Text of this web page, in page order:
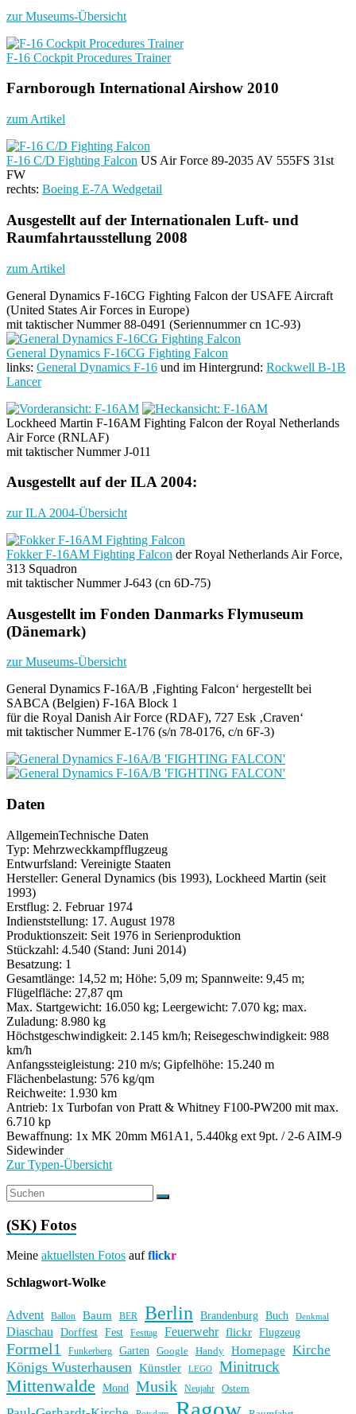
zur Museums-Übersicht
F-16 Cockpit Procedures Trainer
Farnborough International Airshow 2010
zum Artikel
F-16 C/D Fighting Falcon US Air Force 89-2035 AV 555FS 31st
FW
rechts: Boeing E-7A Wedgetail
Ausgestellt auf der Internationalen Luft- und
Raumfahrtausstellung 2008
zum Artikel
General Dynamics F-16CG Fighting Falcon der USAFE Aircraft
(United States Air Forces in Europe)
mit taktischer Nummer 88-0491 (Seriennummer cn 1C-93)
General Dynamics F-16CG Fighting Falcon
links: General Dynamics F-16 und im Hintergrund: Rockwell B-1B
Lancer
Lockheed Martin F-16AM Fighting Falcon der Royal Netherlands
Air Force (RNLAF)
mit taktischer Nummer J-011
Ausgestellt auf der ILA 2004:
zur ILA 2004-Übersicht
Fokker F-16AM Fighting Falcon der Royal Netherlands Air Force,
313 Squadron
mit taktischer Nummer J-643 (cn 6D-75)
Ausgestellt im Fonden Danmarks Flymuseum
(Dänemark)
zur Museums-Übersicht
General Dynamics F-16A/B ‚Fighting Falcon‘ hergestellt bei
SABCA (Belgien) F-16A Block 1
für die Royal Danish Air Force (RDAF), 727 Esk ‚Craven‘
mit taktischer Nummer E-176 (s/n 78-0176, c/n 6F-3)
Daten
AllgemeinTechnische Daten
Typ: Mehrzweckkampfflugzeug
Entwurfsland: Vereinigte Staaten
Hersteller: General Dynamics (bis 1993), Lockheed Martin (seit
1993)
Erstflug: 2. Februar 1974
Indienststellung: 17. August 1978
Produktionszeit: Seit 1976 in Serienproduktion
Stückzahl: 4.540 (Stand: Juni 2014)
Besatzung: 1
Gesamtlänge: 14,52 m; Höhe: 5,09 m; Spannweite: 9,45 m;
Flügelfläche: 27,87 qm
Max. Startgewicht: 16.050 kg; Leergewicht: 7.070 kg; max.
Zuladung: 8.980 kg
Höchstgeschwindigkeit: 2.145 km/h; Reisegeschwindigkeit: 988
km/h
Anfangssteigleistung: 210 m/s; Gipfelhöhe: 15.240 m
Flächenbelastung: 576 kg/qm
Reichweite: 1.930 km
Antrieb: 1x Turbofan von Pratt & Whitney F100-PW200 mit max.
6.710 kp
Bewaffnung: 1x MK 20mm M61A1, 5.440kg ext 9pt. / 2-6 AIM-9
Sidewinder
Zur Typen-Übersicht
(SK) Fotos
Meine aktuellsten Fotos aufflickr
Schlagwort-Wolke
Advent Ballon Baum BER Berlin Brandenburg Buch Denkmal
Diaschau Dorffest Fest Festtag Feuerwehr flickr Flugzeug
Formel1 Funkerberg Garten Google Handy Homepage Kirche
Königs Wusterhausen Künstler LEGO Minitruck
Mittenwalde Mond Musik Neujahr Ostern